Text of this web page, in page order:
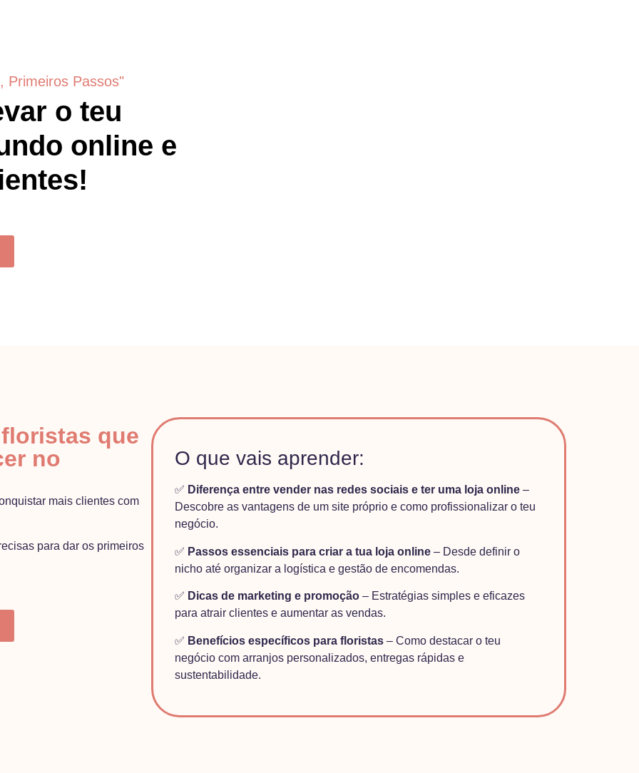
Primeiros Passos"
o teu
online e
que
no
mais clientes com
para dar os primeiros
O que vais aprender:
✅ Diferença entre vender nas redes sociais e ter uma loja online –
Descobre as vantagens de um site próprio e como profissionalizar o teu
negócio.
✅ Passos essenciais para criar a tua loja online – Desde definir o
nicho até organizar a logística e gestão de encomendas.
✅ Dicas de marketing e promoção – Estratégias simples e eficazes
para atrair clientes e aumentar as vendas.
✅ Benefícios específicos para floristas – Como destacar o teu
negócio com arranjos personalizados, entregas rápidas e
sustentabilidade.